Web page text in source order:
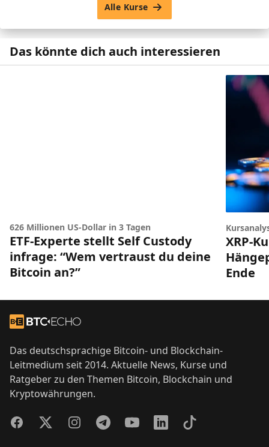
Alle Kurse
Das könnte dich auch interessieren
626 Millionen US-Dollar in 3 Tagen
ETF-Experte stellt Self Custody
infrage: “Wem vertraust du deine
Bitcoin an?”
XRP-
Ende
Zur Startseite
Das deutschsprachige Bitcoin- und Blockchain-
Leitmedium seit 2014. Aktuelle News, Kurse und
Ratgeber zu den Themen Bitcoin, Blockchain und
Kryptowährungen.
FacebookTwitterInstagramTelegramYouTubeLinkedInTikTok